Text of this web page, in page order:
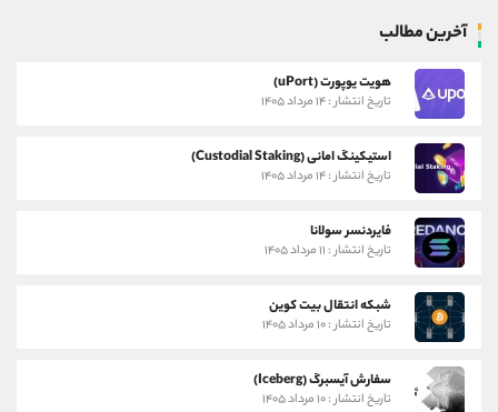
آخرین مطالب
هویت یوپورت (uPort)
تاریخ انتشار : ۱۴ مرداد ۱۴۰۵
استیکینگ امانی (Custodial Staking)
تاریخ انتشار : ۱۴ مرداد ۱۴۰۵
فایردنسر سولانا
تاریخ انتشار : ۱۱ مرداد ۱۴۰۵
شبکه انتقال بیت کوین
تاریخ انتشار : ۱۰ مرداد ۱۴۰۵
سفارش آیسبرگ (Iceberg)
تاریخ انتشار : ۱۰ مرداد ۱۴۰۵